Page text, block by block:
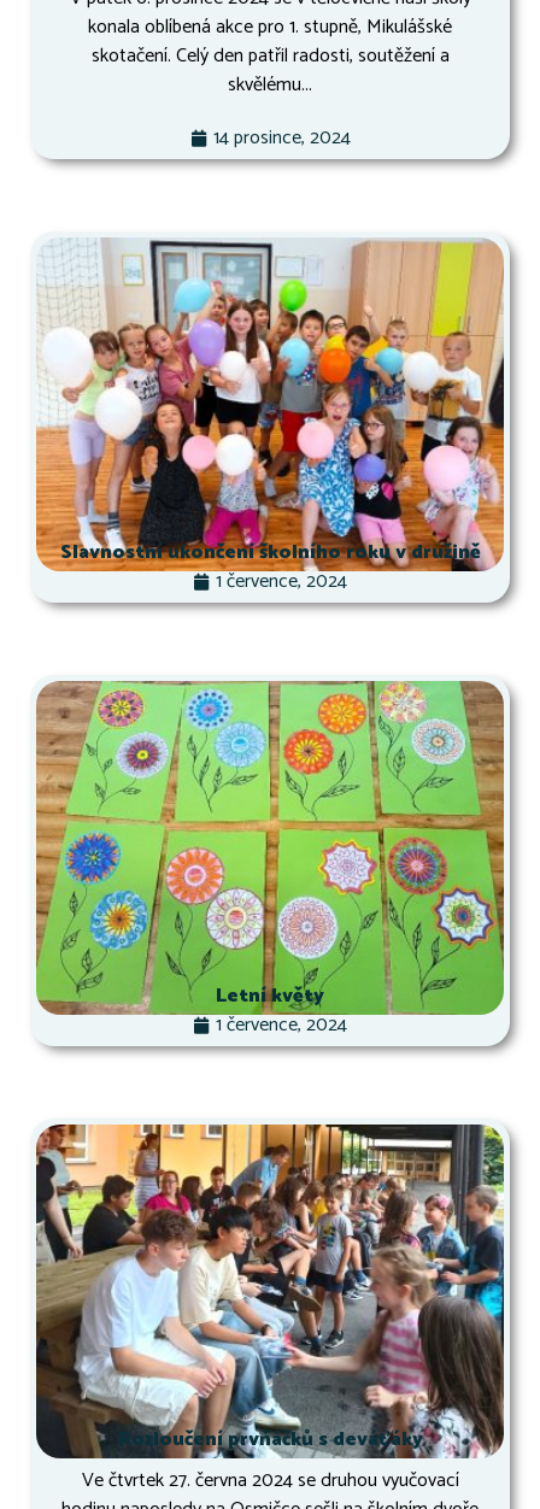
konala oblíbená akce pro 1. stupně, Mikulášské
skotačení. Celý den patřil radosti, soutěžení a
skvělému...
14 prosince, 2024
Slavnostní ukončení školního roku v družině
1 července, 2024
Letní květy
1 července, 2024
Rozloučení prvňáčků s deváťáky
Ve čtvrtek 27. června 2024 se druhou vyučovací